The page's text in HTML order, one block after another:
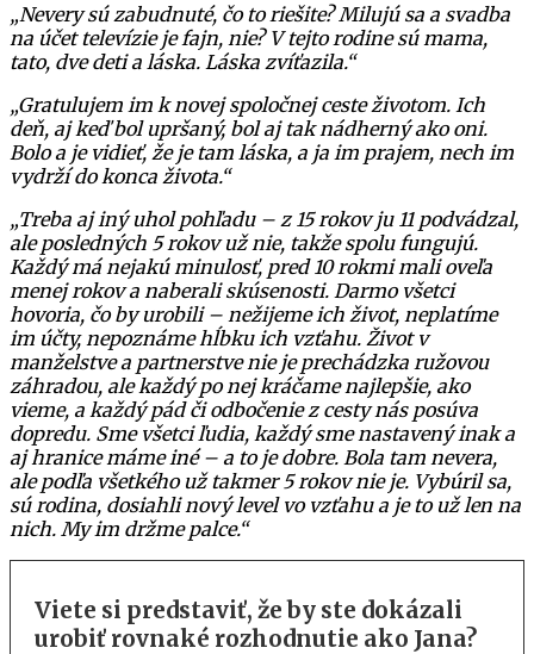
„Nevery sú zabudnuté, čo to riešite? Milujú sa a svadba
na účet televízie je fajn, nie? V tejto rodine sú mama,
tato, dve deti a láska. Láska zvíťazila.“
„Gratulujem im k novej spoločnej ceste životom. Ich
deň, aj keď bol upršaný, bol aj tak nádherný ako oni.
Bolo a je vidieť, že je tam láska, a ja im prajem, nech im
vydrží do konca života.“
„Treba aj iný uhol pohľadu – z 15 rokov ju 11 podvádzal,
ale posledných 5 rokov už nie, takže spolu fungujú.
Každý má nejakú minulosť, pred 10 rokmi mali oveľa
menej rokov a naberali skúsenosti. Darmo všetci
hovoria, čo by urobili – nežijeme ich život, neplatíme
im účty, nepoznáme hĺbku ich vzťahu. Život v
manželstve a partnerstve nie je prechádzka ružovou
záhradou, ale každý po nej kráčame najlepšie, ako
vieme, a každý pád či odbočenie z cesty nás posúva
dopredu. Sme všetci ľudia, každý sme nastavený inak a
aj hranice máme iné – a to je dobre. Bola tam nevera,
ale podľa všetkého už takmer 5 rokov nie je. Vybúril sa,
sú rodina, dosiahli nový level vo vzťahu a je to už len na
nich. My im držme palce.“
Viete si predstaviť, že by ste dokázali
urobiť rovnaké rozhodnutie ako Jana?